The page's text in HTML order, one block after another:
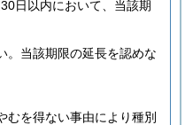
日以内において、当該期
当該期限の延長を認めな
むを得ない事由により種別